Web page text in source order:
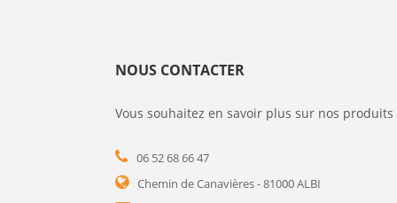
NOUS CONTACTER
Vous souhaitez en savoir plus sur nos
06 52 68 66 47
Chemin de Canavières - 81000 ALBI